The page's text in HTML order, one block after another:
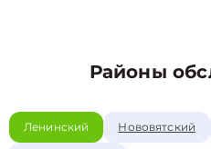
Районы
Ленинский Нововятский